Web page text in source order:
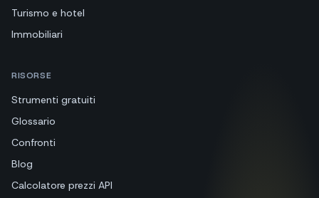
Turismo e hotel
Immobiliari
RISORSE
Strumenti gratuiti
Glossario
Confronti
Blog
Calcolatore prezzi API